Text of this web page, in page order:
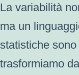
La variabilità
ma un
statistiche
trasformiamo